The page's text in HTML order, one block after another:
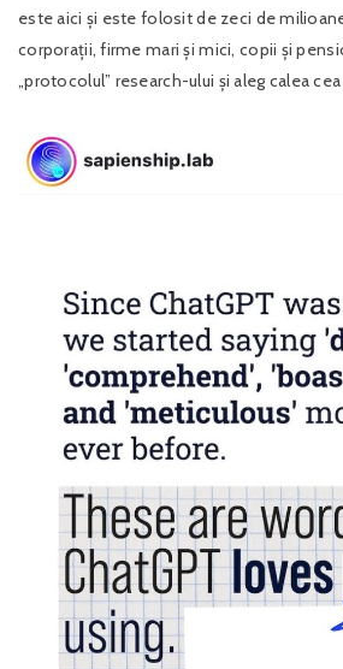
este aici și este folosit de zeci de
corporații, firme mari și mici, copii și
„protocolul” research-ului și aleg calea